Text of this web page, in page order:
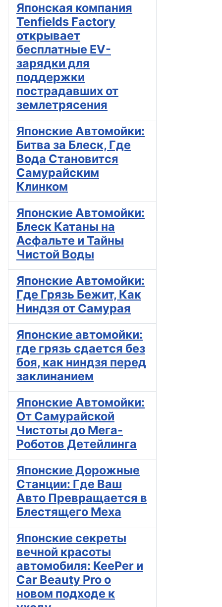
Японская компания
Tenfields Factory
открывает
бесплатные EV-
зарядки для
поддержки
пострадавших от
землетрясения
Японские Автомойки:
Битва за Блеск, Где
Вода Становится
Самурайским
Клинком
Японские Автомойки:
Блеск Катаны на
Асфальте и Тайны
Чистой Воды
Японские Автомойки:
Где Грязь Бежит, Как
Ниндзя от Самурая
Японские автомойки:
где грязь сдается без
боя, как ниндзя перед
заклинанием
Японские Автомойки:
От Самурайской
Чистоты до Мега-
Роботов Детейлинга
Японские Дорожные
Станции: Где Ваш
Авто Превращается в
Блестящего Меха
Японские секреты
вечной красоты
автомобиля: KeePer и
Car Beauty Pro о
новом подходе к